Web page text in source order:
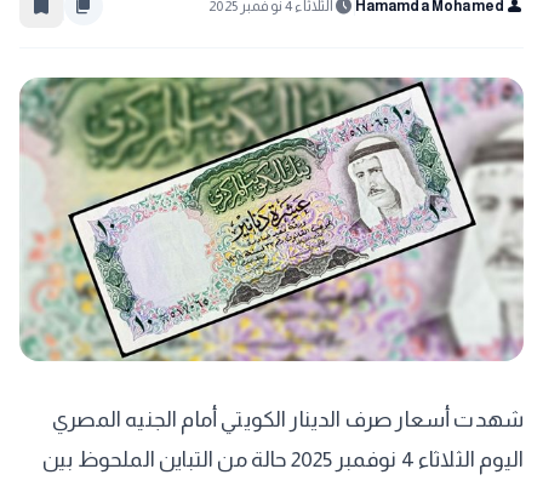
person
Hamamda Mohamed
schedule الثلاثاء 4 نوفمبر 2025 content_copy
bookmark_border
شهدت أسعار صرف الدينار الكويتي أمام الجنيه المصري
اليوم الثلاثاء 4 نوفمبر 2025 حالة من التباين الملحوظ بين